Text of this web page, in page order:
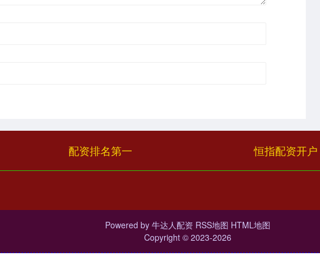
配资排名第一 恒指配资开户
Powered by 牛达人配资 RSS地图 HTML地图
Copyright © 2023-2026